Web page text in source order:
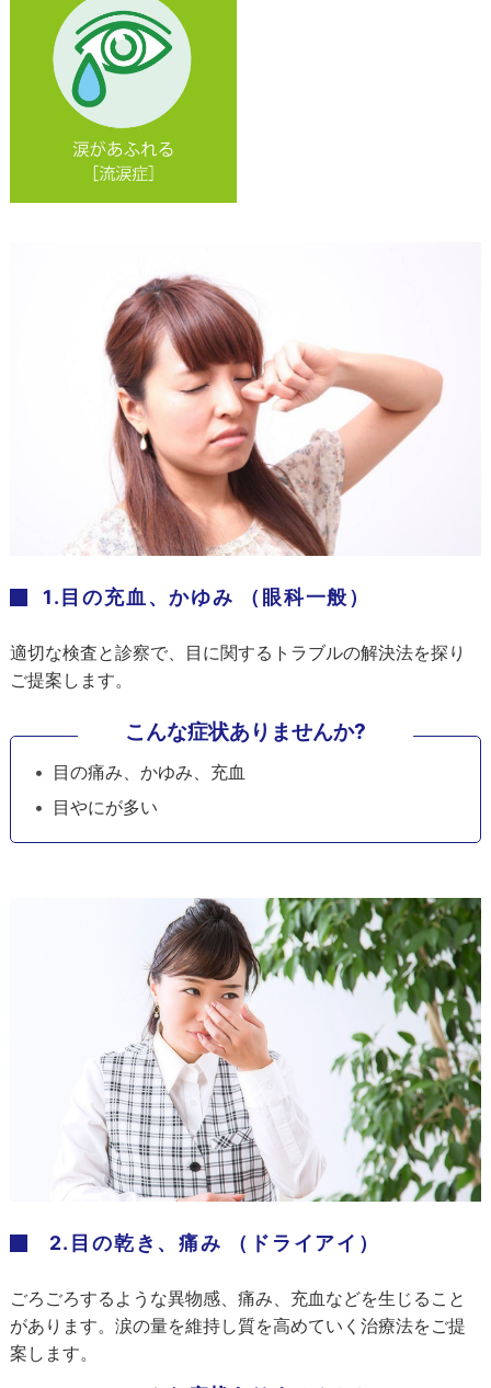
1.目の充血、かゆみ （眼科一般）
適切な検査と診察で、目に関するトラブルの解決法を探り
ご提案します。
こんな症状ありませんか?
目の痛み、かゆみ、充血
目やにが多い
2.目の乾き、痛み （ドライアイ）
ごろごろするような異物感、痛み、充血などを生じること
があります。涙の量を維持し質を高めていく治療法をご提
案します。